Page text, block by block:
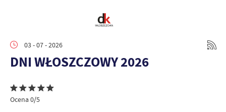
03 - 07 - 2026
DNI WŁOSZCZOWY 2026
Ocena 0/5